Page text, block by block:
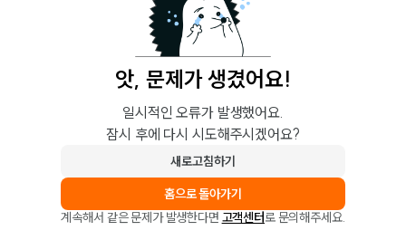
앗, 문제가 생겼어요!
일시적인 오류가 발생했어요.
잠시 후에 다시 시도해주시겠어요?
새로고침하기
홈으로 돌아가기
계속해서 같은 문제가 발생한다면 고객센터로 문의해주세요.